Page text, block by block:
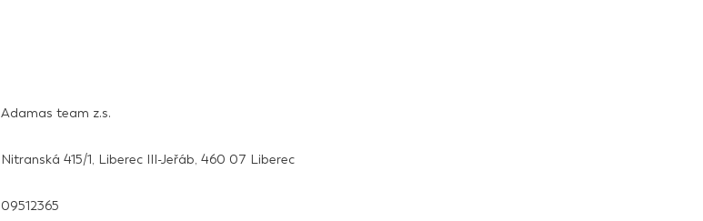
Adamas team z.s.
Nitranská 415/1, Liberec III-Jeřáb, 460 07 Liberec
09512365